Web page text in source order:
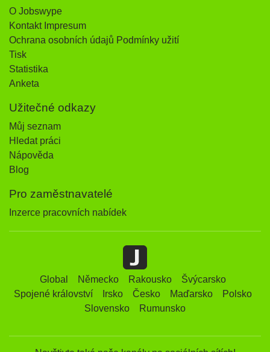
O Jobswype
Kontakt Impresum
Ochrana osobních údajů Podmínky užití
Tisk
Statistika
Anketa
Užitečné odkazy
Můj seznam
Hledat práci
Nápověda
Blog
Pro zaměstnavatelé
Inzerce pracovních nabídek
Global Německo Rakousko
Švýcarsko
Spojené království
Irsko Česko Maďarsko
Polsko
Slovensko
Rumunsko